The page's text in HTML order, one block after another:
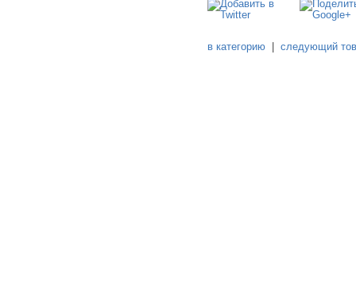
в категорию |следующий